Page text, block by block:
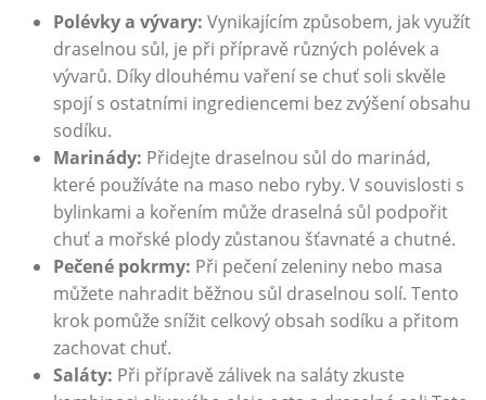
Polévky a vývary: Vynikajícím způsobem, jak využít
draselnou sůl, je při přípravě různých polévek a
vývarů. Díky dlouhému vaření se chuť soli skvěle
spojí s ostatními ingrediencemi bez zvýšení obsahu
sodíku.
Marinády: Přidejte draselnou sůl do marinád,
které používáte na maso nebo ryby. V souvislosti s
bylinkami a kořením může draselná sůl podpořit
chuť a mořské plody zůstanou šťavnaté a chutné.
Pečené pokrmy: Při pečení zeleniny nebo masa
můžete nahradit běžnou sůl draselnou solí. Tento
krok pomůže snížit celkový obsah sodíku a přitom
zachovat chuť.
Saláty: Při přípravě zálivek na saláty zkuste